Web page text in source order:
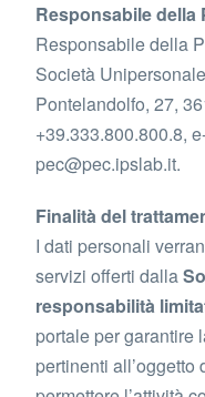
Responsabile della
Responsabile della
Società
Pontelandolfo, 27,
+39.333.800.800.8,
pec@pec.ipslab.it.
Finalità del
I dati personali
servizi offerti dalla
responsabilità
portale per garantire
pertinenti